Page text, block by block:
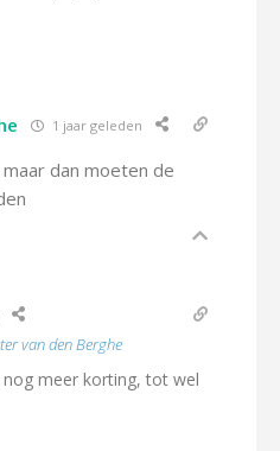
1 jaar geleden
dan moeten de
van den Berghe
meer korting, tot wel